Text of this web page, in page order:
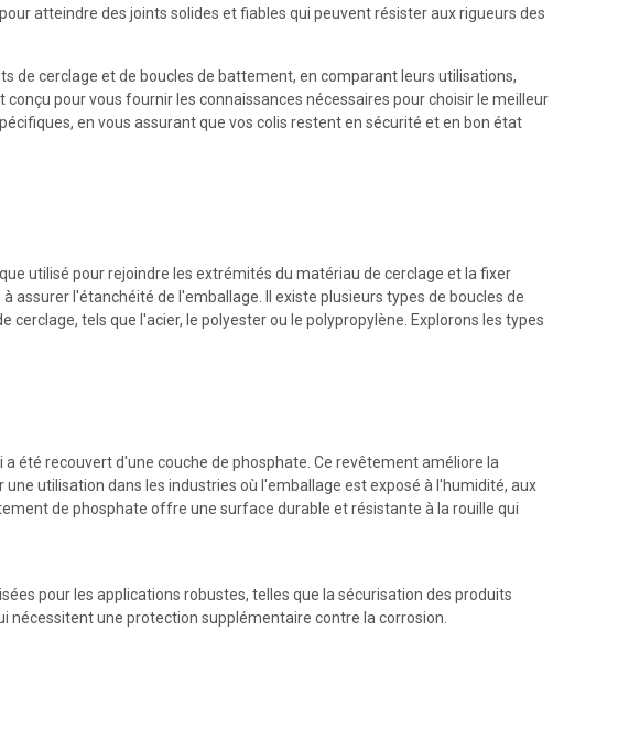
atteindre des joints solides et fiables qui peuvent résister aux rigueurs des
de cerclage et de boucles de battement, en comparant leurs utilisations,
pour vous fournir les connaissances nécessaires pour choisir le meilleur
en vous assurant que vos colis restent en sécurité et en bon état
utilisé pour rejoindre les extrémités du matériau de cerclage et la fixer
assurer l'étanchéité de l'emballage. Il existe plusieurs types de boucles de
tels que l'acier, le polyester ou le polypropylène. Explorons les types
a été recouvert d'une couche de phosphate. Ce revêtement améliore la
utilisation dans les industries où l'emballage est exposé à l'humidité, aux
de phosphate offre une surface durable et résistante à la rouille qui
pour les applications robustes, telles que la sécurisation des produits
une protection supplémentaire contre la corrosion.